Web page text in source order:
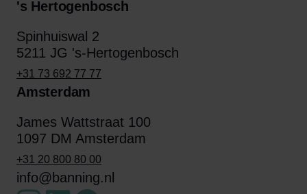
's Hertogenbosch
Spinhuiswal 2
5211 JG 's-Hertogenbosch
+31 73 692 77 77
Amsterdam
James Wattstraat 100
1097 DM Amsterdam
+31 20 800 80 00
info@banning.nl